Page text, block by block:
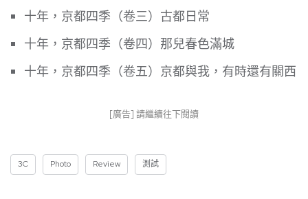
十年，京都四季（卷三）古都日常
十年，京都四季（卷四）那兒春色滿城
十年，京都四季（卷五）京都與我，有時還有關西
[廣告] 請繼續往下閱讀
3C Photo Review 測試